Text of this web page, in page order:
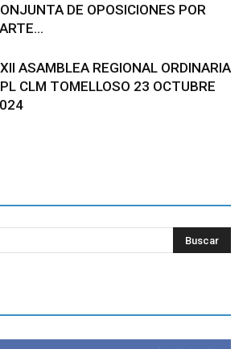
DE OPOSICIONES POR
ASAMBLEA REGIONAL ORDINARIA
CLM TOMELLOSO 23 OCTUBRE